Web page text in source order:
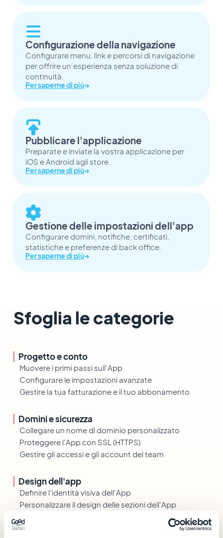
Configurazione della navigazione
Configurare menu, link e percorsi di navigazione
per offrire un'esperienza senza soluzione di
continuità.
Per saperne di più→
Pubblicare l'applicazione
Preparate e inviate la vostra applicazione per
iOS e Android agli store.
Per saperne di più→
Gestione delle impostazioni dell'app
Configurare domini, notifiche, certificati,
statistiche e preferenze di back office.
Per saperne di più→
Sfoglia le categorie
Progetto e conto
Muovere i primi passi sull'App
Configurare le impostazioni avanzate
Gestire la tua fatturazione e il tuo abbonamento
Domini e sicurezza
Collegare un nome di dominio personalizzato
Proteggere l'App con SSL (HTTPS)
Gestire gli accessi e gli account del team
Design dell'app
Definire l'identità visiva dell'App
Personalizzare il design delle sezioni dell'App
Menu e struttura